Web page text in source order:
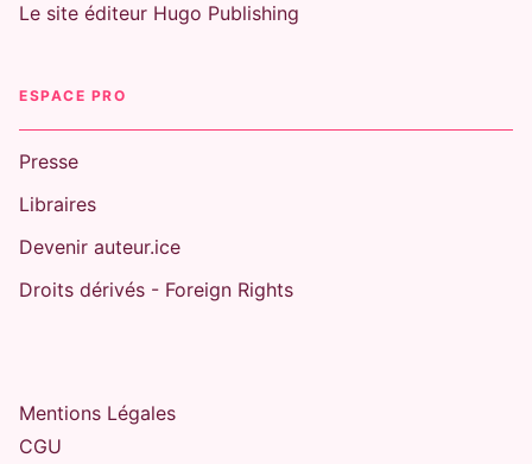
Le site éditeur Hugo Publishing
ESPACE PRO
Presse
Libraires
Devenir auteur.ice
Droits dérivés - Foreign Rights
Mentions Légales
CGU